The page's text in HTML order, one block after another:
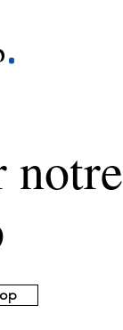
.